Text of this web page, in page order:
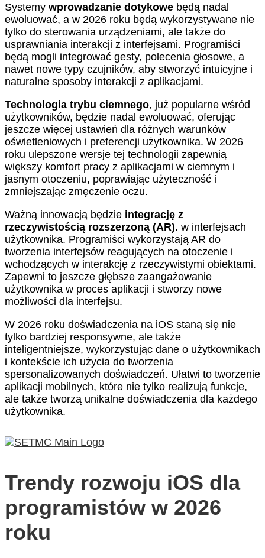
Systemy wprowadzanie dotykowe będą nadal
ewoluować, a w 2026 roku będą wykorzystywane nie
tylko do sterowania urządzeniami, ale także do
usprawniania interakcji z interfejsami. Programiści
będą mogli integrować gesty, polecenia głosowe, a
nawet nowe typy czujników, aby stworzyć intuicyjne i
naturalne sposoby interakcji z aplikacjami.
Technologia trybu ciemnego, już popularne wśród
użytkowników, będzie nadal ewoluować, oferując
jeszcze więcej ustawień dla różnych warunków
oświetleniowych i preferencji użytkownika. W 2026
roku ulepszone wersje tej technologii zapewnią
większy komfort pracy z aplikacjami w ciemnym i
jasnym otoczeniu, poprawiając użyteczność i
zmniejszając zmęczenie oczu.
Ważną innowacją będzie integrację z
rzeczywistością rozszerzoną (AR). w interfejsach
użytkownika. Programiści wykorzystają AR do
tworzenia interfejsów reagujących na otoczenie i
wchodzących w interakcję z rzeczywistymi obiektami.
Zapewni to jeszcze głębsze zaangażowanie
użytkownika w proces aplikacji i stworzy nowe
możliwości dla interfejsu.
W 2026 roku doświadczenia na iOS staną się nie
tylko bardziej responsywne, ale także
inteligentniejsze, wykorzystując dane o użytkownikach
i kontekście ich użycia do tworzenia
spersonalizowanych doświadczeń. Ułatwi to tworzenie
aplikacji mobilnych, które nie tylko realizują funkcje,
ale także tworzą unikalne doświadczenia dla każdego
użytkownika.
Trendy rozwoju iOS dla
programistów w 2026
roku